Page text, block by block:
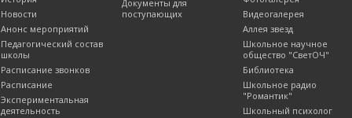
Новости
Анонс мероприятий
Педагогический состав
школы
Расписание звонков
Расписание
Экспериментальная
деятельность
Документы для
поступающих
Видеогалерея
Аллея звезд
Школьное научное
общество "СветОЧ"
Библиотека
Школьное радио
"Романтик"
Школьный психолог